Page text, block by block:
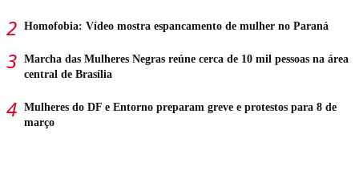
Homofobia: Vídeo mostra espancamento de mulher no Paraná
Marcha das Mulheres Negras reúne cerca de 10 mil pessoas na área
central de Brasília
Mulheres do DF e Entorno preparam greve e protestos para 8 de
março